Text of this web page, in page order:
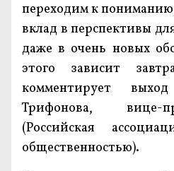
переходим к
вклад в перспективы
даже в очень новых
этого зависит
комментирует
Трифонова, вице-
(Российская
общественностью).